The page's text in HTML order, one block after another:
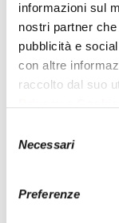
informazioni sul
nostri partner
pubblicità e
con altre
raccolto dal suo
delNecessari
Preferenze